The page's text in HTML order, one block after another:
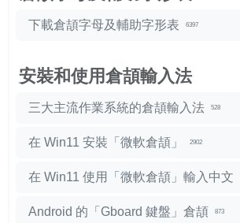
下載倉頡字母及輔助字形表 6397
安裝和使用倉頡輸入法
三大主流作業系統的倉頡輸入法 528
在 Win11 安裝「微軟倉頡」 2902
在 Win11 使用「微軟倉頡」輸入中文
Android 的「Gboard 鍵盤」倉頡 873